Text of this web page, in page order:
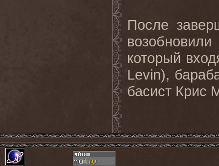
После
который
Levin),
басист Крис